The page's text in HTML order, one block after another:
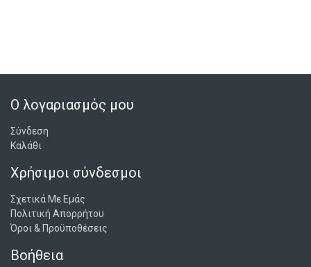
Ο λογαριασμός μου
Σύνδεση
Καλάθι
Χρήσιμοι σύνδεσμοι
Σχετικά Με Εμάς
Πολιτική Απορρήτου
Όροι & Προϋποθέσεις
Βοήθεια